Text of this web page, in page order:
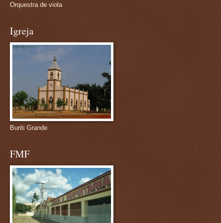
Orquestra de viola
Igreja
Buriti Grande
FMF